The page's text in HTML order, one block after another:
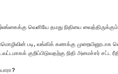
வெளியே தமது நிதியை
படி, வங்கிக் கணக்கு
குறிப்பிடுவதற்கு நிதி அமைச்சர்